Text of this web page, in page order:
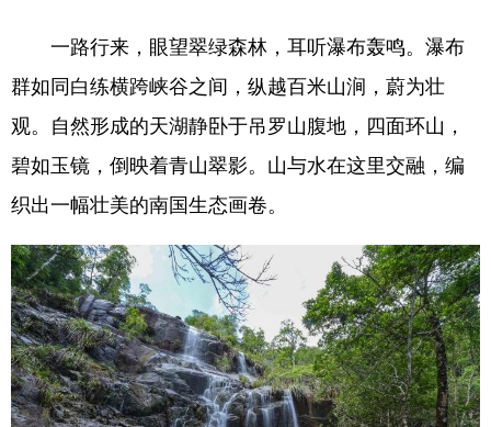
一路行来，眼望翠绿森林，耳听瀑布轰鸣。瀑布
群如同白练横跨峡谷之间，纵越百米山涧，蔚为壮
观。自然形成的天湖静卧于吊罗山腹地，四面环山，
碧如玉镜，倒映着青山翠影。山与水在这里交融，编
织出一幅壮美的南国生态画卷。